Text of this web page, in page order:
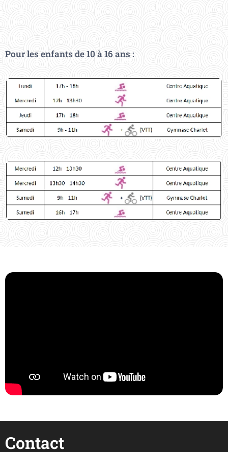
Pour les enfants de 10 à 16 ans :
Contact